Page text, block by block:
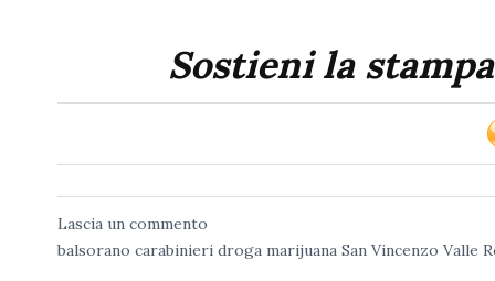
Sostieni la
Lascia un commento
balsorano carabinieri droga marijuana San Vincenzo Valle